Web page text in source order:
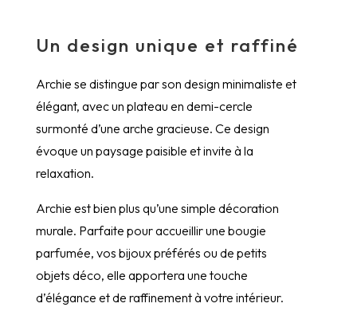
Un design unique et raffiné
Archie se distingue par son design minimaliste et
élégant, avec un plateau en demi-cercle
surmonté d’une arche gracieuse. Ce design
évoque un paysage paisible et invite à la
relaxation.
Archie est bien plus qu’une simple décoration
murale. Parfaite pour accueillir une bougie
parfumée, vos bijoux préférés ou de petits
objets déco, elle apportera une touche
d’élégance et de raffinement à votre intérieur.